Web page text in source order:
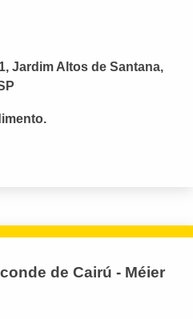
Jardim Altos de Santana,
de Cairú - Méier